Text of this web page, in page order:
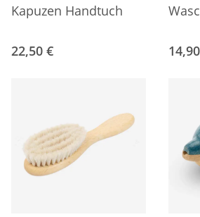
Kapuzen Handtuch
22,50 €